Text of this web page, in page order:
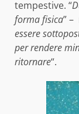
tempestive. “
forma fisica”
essere
per rendere
ritornare“.